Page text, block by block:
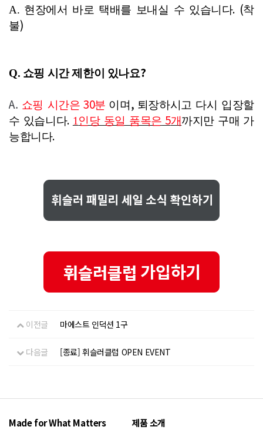
A. 현장에서 바로 택배를 보내실 수 있습니다. (착
불)
Q. 쇼핑 시간제한이 있나요?
A. 쇼핑 시간은 30분 이며 , 퇴장하시고 다시 입장할
수 있습니다. 1인당 동일 품목은 5개까지만 구매 가
능합니다.
이전글 마에스트 인덕션 1구
다음글 [종료] 휘슬러클럽 OPEN EVENT
Made for What Matters 제품 소개